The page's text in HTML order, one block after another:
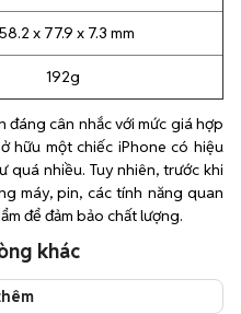
x 77.9 x 7.3 mm
192g
đáng cân nhắc với mức giá hợp
hữu một chiếc iPhone có hiệu
quá nhiều. Tuy nhiên, trước khi
máy, pin, các tính năng quan
để đảm bảo chất lượng.
khác